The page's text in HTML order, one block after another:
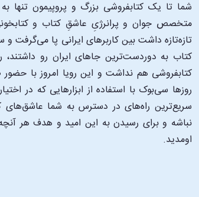
متخصص جوان و پرانرژیِ عاشقِ کتاب و
تازه‌تازه داشت بین کاربرهای ایرانی پا
کتاب به دوردست‌ترین جاهای ایران رو
کتابفروشی هم نداشت و این رویا امروز با
‌روزها سی‌بوک با استفاده از ابزارهایی که در
سریع‌ترین راه‌های در دسترس به شما عاشق‌های
نباشه و برای رسیدن به این امید و هدف هر
اومدید.